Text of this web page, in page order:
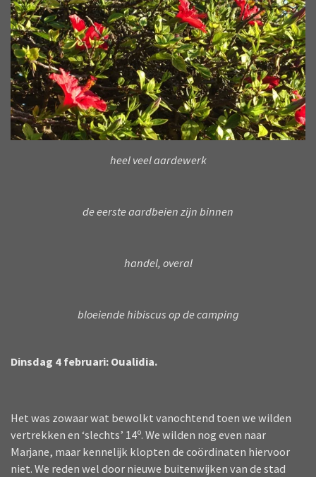
heel veel aardewerk
de eerste aardbeien zijn binnen
handel, overal
bloeiende hibiscus op de camping
Dinsdag 4 februari: Oualidia.
Het was zowaar wat bewolkt vanochtend toen we wilden
vertrekken en ‘slechts’ 14º. We wilden nog even naar
Marjane, maar kennelijk klopten de coördinaten hiervoor
niet. We reden wel door nieuwe buitenwijken van de stad